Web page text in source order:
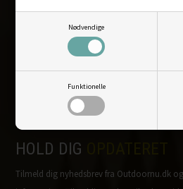
Nødvendige
Funktionelle
Telefon support:
96812040
Mandag-fredag: 10.00-15.30
Weekend og helligdage: lukket
HOLD DIG
Tilmeld dig nyhedsbrev fra Outdoornu.dk